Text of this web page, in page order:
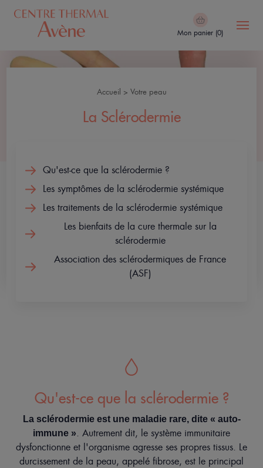
Aller
Navigation
Le
Thermal
Avène
Votre
Mon panier (0)
Accueil Votre peau
La Sclérodermie
Qu'est-ce que la sclérodermie ?
Les symptômes de la sclérodermie systémique
Les traitements de la sclérodermie systémique
Les bienfaits de la cure thermale sur la
sclérodermie
Association des sclérodermiques de France
(ASF)
Qu'est-ce que la sclérodermie ?
La sclérodermie est une maladie rare, dite « auto-
immune ». Autrement dit, le système immunitaire
dysfonctionne et l'organisme agresse ses propres tissus. Le
durcissement de la peau, appelé fibrose, est le principal